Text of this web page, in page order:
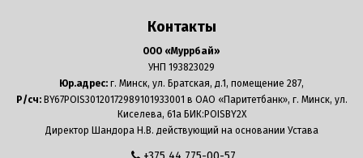
Контакты
ООО «Муррбай»
УНП 193823029
Юр.адрес: г. Минск, ул. Братская, д.1, помещение 287,
Р/сч:BY67POIS30120172989101933001 в ОАО «Паритетбанк», г. Минск, ул.
Киселева, 61а БИК:POISBY2X
Директор Шандора Н.В. действующий на основании Устава